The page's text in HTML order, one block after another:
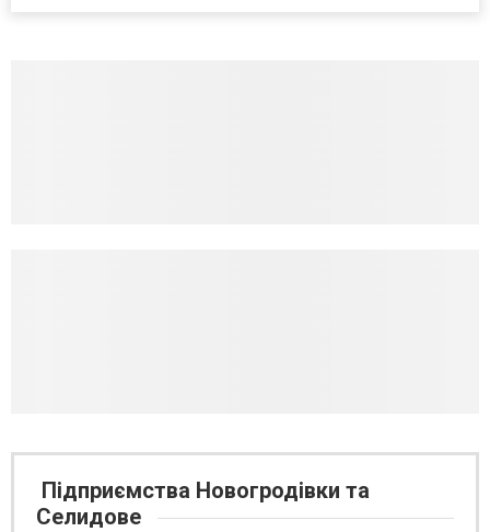
Підприємства Новогродівки та
Селидове